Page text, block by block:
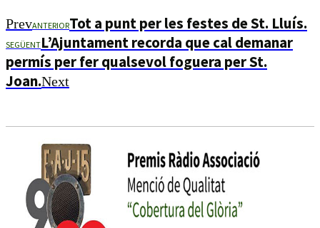
PrevANTERIORTot a punt per les festes de St. Lluís.
SEGÜENTL’Ajuntament recorda que cal demanar
permís per fer qualsevol foguera per St.
Joan.Next